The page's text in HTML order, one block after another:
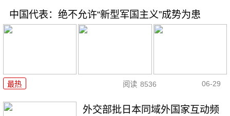
中国代表：绝不允许“新型军国主义”成势为患
最热 阅读 8536 06-29
外交部批日本同域外国家互动频